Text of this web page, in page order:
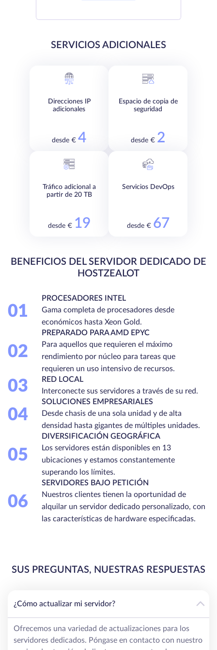
SERVICIOS ADICIONALES
Direcciones IP
adicionales
desde € 4
Espacio de copia de
seguridad
desde € 2
Tráfico adicional a
partir de 20 TB
desde € 19
Servicios DevOps
desde € 67
BENEFICIOS DEL SERVIDOR DEDICADO DE
HOSTZEALOT
01
PROCESADORES INTEL
Gama completa de procesadores desde
económicos hasta Xeon Gold.
02
PREPARADO PARA AMD EPYC
Para aquellos que requieren el máximo
rendimiento por núcleo para tareas que
requieren un uso intensivo de recursos.
03
RED LOCAL
Interconecte sus servidores a través de su red.
04
SOLUCIONES EMPRESARIALES
Desde chasis de una sola unidad y de alta
densidad hasta gigantes de múltiples unidades.
05
DIVERSIFICACIÓN GEOGRÁFICA
Los servidores están disponibles en 13
ubicaciones y estamos constantemente
superando los límites.
06
SERVIDORES BAJO PETICIÓN
Nuestros clientes tienen la oportunidad de
alquilar un servidor dedicado personalizado, con
las características de hardware especificadas.
SUS PREGUNTAS, NUESTRAS RESPUESTAS
¿Cómo actualizar mi servidor?
Ofrecemos una variedad de actualizaciones para los
servidores dedicados. Póngase en contacto con nuestro